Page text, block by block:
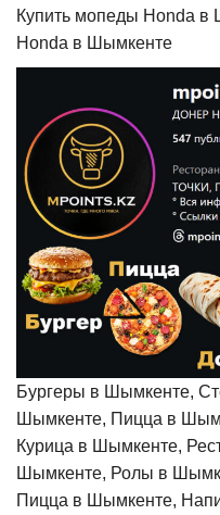
Купить мопеды Honda в
Honda в Шымкенте
Бургеры в Шымкенте,
Шымкенте, Пицца в
Курица в Шымкенте,
Шымкенте, Ролы в
Пицца в Шымкенте,